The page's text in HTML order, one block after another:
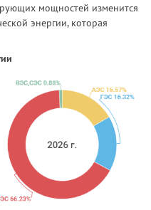
мощностей изменится
энергии, которая